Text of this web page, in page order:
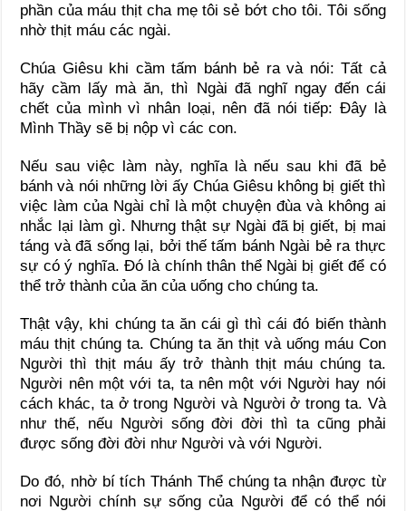
phần của máu thịt cha mẹ tôi sẻ bớt cho tôi. Tôi sống
nhờ thịt máu các ngài.
Chúa Giêsu khi cầm tấm bánh bẻ ra và nói: Tất cả
hãy cầm lấy mà ăn, thì Ngài đã nghĩ ngay đến cái
chết của mình vì nhân loại, nên đã nói tiếp: Đây là
Mình Thầy sẽ bị nộp vì các con.
Nếu sau việc làm này, nghĩa là nếu sau khi đã bẻ
bánh và nói những lời ấy Chúa Giêsu không bị giết thì
việc làm của Ngài chỉ là một chuyện đùa và không ai
nhắc lại làm gì. Nhưng thật sự Ngài đã bị giết, bị mai
táng và đã sống lại, bởi thế tấm bánh Ngài bẻ ra thực
sự có ý nghĩa. Đó là chính thân thể Ngài bị giết để có
thể trở thành của ăn của uống cho chúng ta.
Thật vậy, khi chúng ta ăn cái gì thì cái đó biến thành
máu thịt chúng ta. Chúng ta ăn thịt và uống máu Con
Người thì thịt máu ấy trở thành thịt máu chúng ta.
Người nên một với ta, ta nên một với Người hay nói
cách khác, ta ở trong Người và Người ở trong ta. Và
như thế, nếu Người sống đời đời thì ta cũng phải
được sống đời đời như Người và với Người.
Do đó, nhờ bí tích Thánh Thể chúng ta nhận được từ
nơi Người chính sự sống của Người để có thể nói